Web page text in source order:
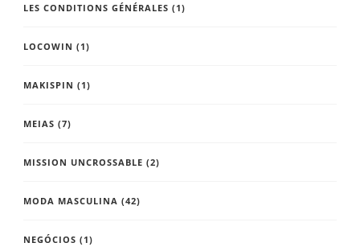
LES CONDITIONS GÉNÉRALES (1)
LOCOWIN (1)
MAKISPIN (1)
MEIAS (7)
MISSION UNCROSSABLE (2)
MODA MASCULINA (42)
NEGÓCIOS (1)